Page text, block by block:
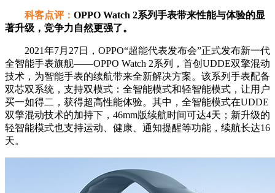
科客点评： OPPO Watch 2系列手表带来性能与体验的显
著升级，竞争力自然更强了。
2021年7月27日，OPPO“超能代表发布会”正式发布新一代
全智能手表旗舰——OPPO Watch 2系列，首创UDDE双擎混动
技术，为智能手表的续航带来全新解决方案。该系列手表配备
双芯双系统，支持双模式：全智能模式和轻智能模式，让用户
买一如得二，获得超高性能体验。其中，全智能模式在UDDE
双擎混动技术的加持下，46mm版续航时间可达4天；新升级的
轻智能模式也支持运动、健康、通知提醒等功能，续航长达16
天。